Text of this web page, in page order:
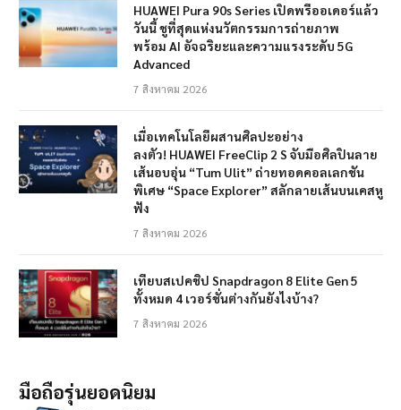
HUAWEI Pura 90s Series เปิดพรีออเดอร์แล้ว
วันนี้ ชูที่สุดแห่งนวัตกรรมการถ่ายภาพ
พร้อม AI อัจฉริยะและความแรงระดับ 5G
Advanced
7 สิงหาคม 2026
เมื่อเทคโนโลยีผสานศิลปะอย่าง
ลงตัว! HUAWEI FreeClip 2 S จับมือศิลปินลาย
เส้นอบอุ่น “Tum Ulit” ถ่ายทอดคอลเลกชัน
พิเศษ “Space Explorer” สลักลายเส้นบนเคสหู
ฟัง
7 สิงหาคม 2026
เทียบสเปคชิป Snapdragon 8 Elite Gen 5
ทั้งหมด 4 เวอร์ชั่นต่างกันยังไงบ้าง?
7 สิงหาคม 2026
มือถือรุ่นยอดนิยม